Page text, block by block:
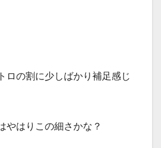
ロの割に少しばかり補足感じ
やはりこの細さかな？